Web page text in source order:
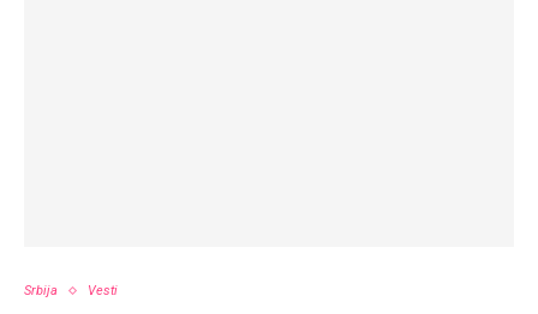
Srbija Vesti